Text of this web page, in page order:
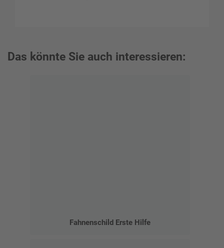
Das könnte Sie auch interessieren:
Fahnenschild Erste Hilfe